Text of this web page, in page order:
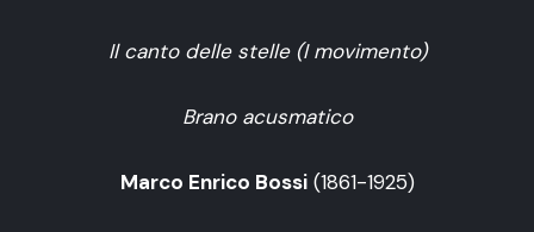
Il canto delle stelle (I movimento)
Brano acusmatico
Marco Enrico Bossi(1861-1925)